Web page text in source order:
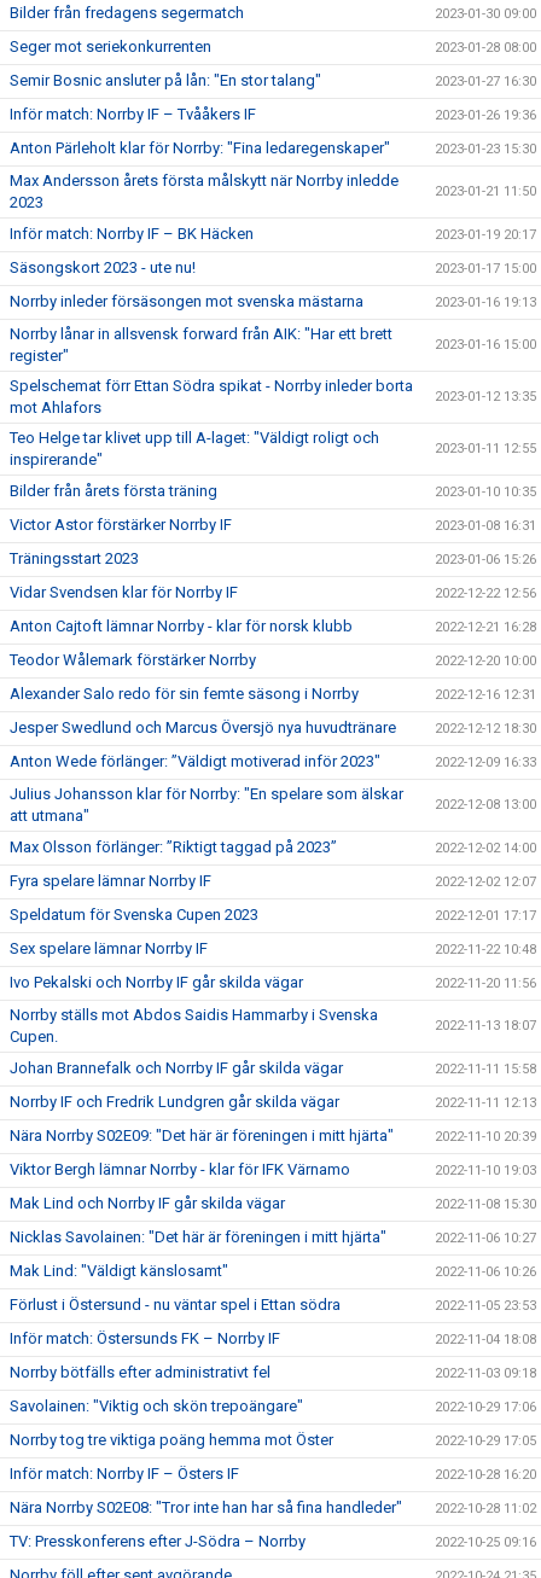
Bilder från fredagens segermatch 2023-01-30 09:00
Seger mot seriekonkurrenten 2023-01-28 08:00
Semir Bosnic ansluter på lån: "En stor talang" 2023-01-27 16:30
Inför match: Norrby IF – Tvååkers IF 2023-01-26 19:36
Anton Pärleholt klar för Norrby: "Fina ledaregenskaper" 2023-01-23 15:30
Max Andersson årets första målskytt när Norrby inledde
2023
2023-01-21 11:50
Inför match: Norrby IF – BK Häcken 2023-01-19 20:17
Säsongskort 2023 - ute nu! 2023-01-17 15:00
Norrby inleder försäsongen mot svenska mästarna 2023-01-16 19:13
Norrby lånar in allsvensk forward från AIK: "Har ett brett
register"
2023-01-16 15:00
Spelschemat förr Ettan Södra spikat - Norrby inleder borta
mot Ahlafors
2023-01-12 13:35
Teo Helge tar klivet upp till A-laget: "Väldigt roligt och
inspirerande"
2023-01-11 12:55
Bilder från årets första träning 2023-01-10 10:35
Victor Astor förstärker Norrby IF 2023-01-08 16:31
Träningsstart 2023 2023-01-06 15:26
Vidar Svendsen klar för Norrby IF 2022-12-22 12:56
Anton Cajtoft lämnar Norrby - klar för norsk klubb 2022-12-21 16:28
Teodor Wålemark förstärker Norrby 2022-12-20 10:00
Alexander Salo redo för sin femte säsong i Norrby 2022-12-16 12:31
Jesper Swedlund och Marcus Översjö nya huvudtränare 2022-12-12 18:30
Anton Wede förlänger: ”Väldigt motiverad inför 2023" 2022-12-09 16:33
Julius Johansson klar för Norrby: "En spelare som älskar
att utmana"
2022-12-08 13:00
Max Olsson förlänger: ”Riktigt taggad på 2023” 2022-12-02 14:00
Fyra spelare lämnar Norrby IF 2022-12-02 12:07
Speldatum för Svenska Cupen 2023 2022-12-01 17:17
Sex spelare lämnar Norrby IF 2022-11-22 10:48
Ivo Pekalski och Norrby IF går skilda vägar 2022-11-20 11:56
Norrby ställs mot Abdos Saidis Hammarby i Svenska
Cupen.
2022-11-13 18:07
Johan Brannefalk och Norrby IF går skilda vägar 2022-11-11 15:58
Norrby IF och Fredrik Lundgren går skilda vägar 2022-11-11 12:13
Nära Norrby S02E09: "Det här är föreningen i mitt hjärta" 2022-11-10 20:39
Viktor Bergh lämnar Norrby - klar för IFK Värnamo 2022-11-10 19:03
Mak Lind och Norrby IF går skilda vägar 2022-11-08 15:30
Nicklas Savolainen: "Det här är föreningen i mitt hjärta" 2022-11-06 10:27
Mak Lind: "Väldigt känslosamt" 2022-11-06 10:26
Förlust i Östersund - nu väntar spel i Ettan södra 2022-11-05 23:53
Inför match: Östersunds FK – Norrby IF 2022-11-04 18:08
Norrby bötfälls efter administrativt fel 2022-11-03 09:18
Savolainen: "Viktig och skön trepoängare" 2022-10-29 17:06
Norrby tog tre viktiga poäng hemma mot Öster 2022-10-29 17:05
Inför match: Norrby IF – Östers IF 2022-10-28 16:20
Nära Norrby S02E08: "Tror inte han har så fina handleder" 2022-10-28 11:02
TV: Presskonferens efter J-Södra – Norrby 2022-10-25 09:16